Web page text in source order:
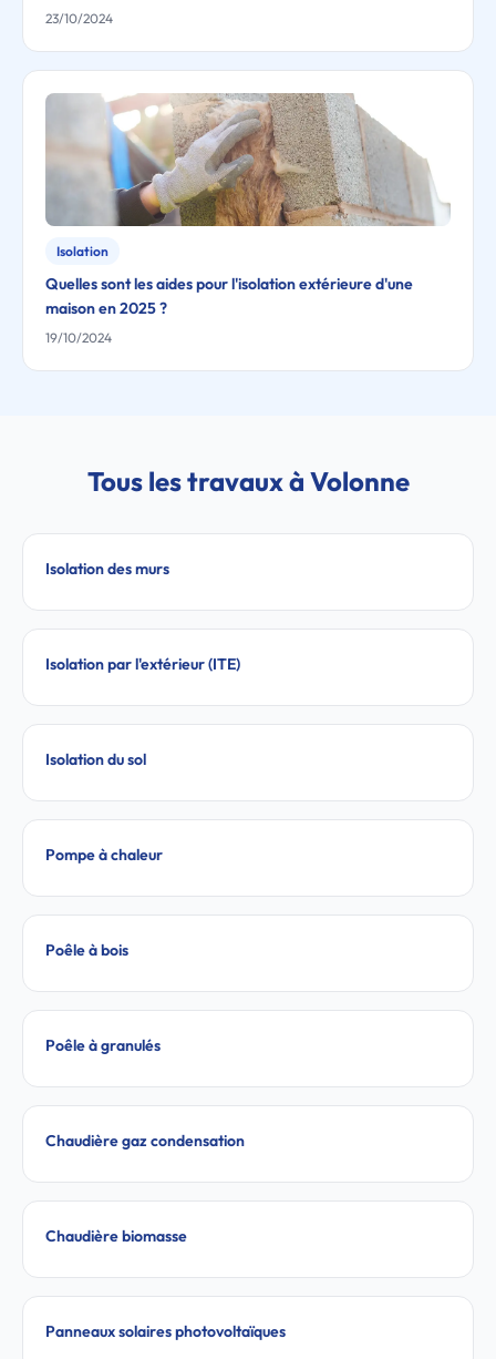
23/10/2024
Isolation
Quelles sont les aides pour l'isolation extérieure d'une
maison en 2025 ?
19/10/2024
Tous les travaux à Volonne
Isolation des murs
Isolation par l'extérieur (ITE)
Isolation du sol
Pompe à chaleur
Poêle à bois
Poêle à granulés
Chaudière gaz condensation
Chaudière biomasse
Panneaux solaires photovoltaïques